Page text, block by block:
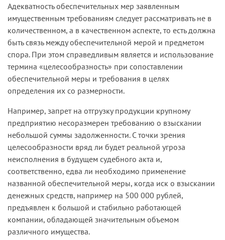
Адекватность обеспечительных мер заявленным
имущественным требованиям следует рассматривать не в
количественном, а в каче­ственном аспекте, то есть должна
быть связь между обеспечитель­ной мерой и предметом
спора. При этом справедливым является и использование
термина «целесообразность» при сопоставлении
обеспечительной меры и требования в целях
определения их со­ размерности.
Например, запрет на отгрузку продукции крупному
предприятию несоразмерен требованию о взыскании
небольшой суммы задол­женности. С точки зрения
целесообразности вряд ли будет реальной угроза
неисполнения в будущем судебного акта и,
соответственно, едва ли необходимо применение
названной обеспечительной меры, когда иск о взыскании
денежных средств, например на 500 000 рублей,
предъявлен к большой и стабильно работающей
компании, облада­ющей значительным объемом
различного имущества.